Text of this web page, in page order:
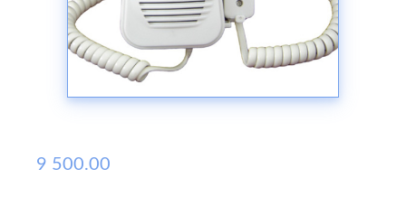
9 500.00